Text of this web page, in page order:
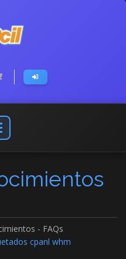
- FAQs
cpanl whm